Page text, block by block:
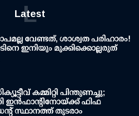
Latest
L
വേണ്ടത്, ശാശ്വത പരിഹാരം!
ഇനിയും മുക്കിക്കൊല്ലരുത്
കമ്മിറ്റി പിന്തുണച്ചു;
ഇന്‍ഫാന്റിനോയ്ക്ക് ഫിഫ
സ്ഥാനത്ത് തുടരാം